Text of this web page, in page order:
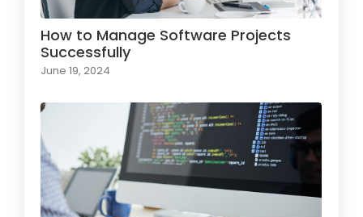
How to Manage Software Projects
Successfully
June 19, 2024